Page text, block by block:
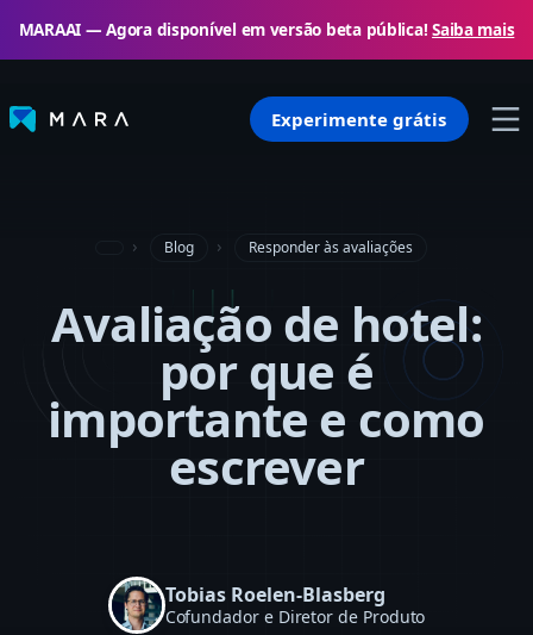
MARAAI — Agora disponível em versão beta pública!Saiba mais
Experimente grátis
Blog Responder às avaliações
Avaliação de hotel:
por que é
importante e como
escrever
Tobias Roelen-Blasberg
Cofundador e Diretor de Produto